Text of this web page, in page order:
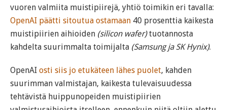
vuoren valmiita muistipiirejä, yhtiö toimikin eri tavalla:
OpenAI päätti sitoutua ostamaan 40 prosenttia kaikesta
muistipiirien aihioiden (silicon wafer)tuotannosta
kahdelta suurimmalta toimijalta (Samsung ja SK Hynix).
OpenAI osti siis jo etukäteen lähes puolet, kahden
suurimman valmistajan, kaikesta tulevaisuudessa
tehtävistä huippunopeiden muistipiirien